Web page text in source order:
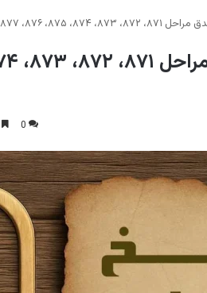
۸۷۶، ۸۷۷، ۸۷۸، ۸۷۹ و ۸۸۰
0